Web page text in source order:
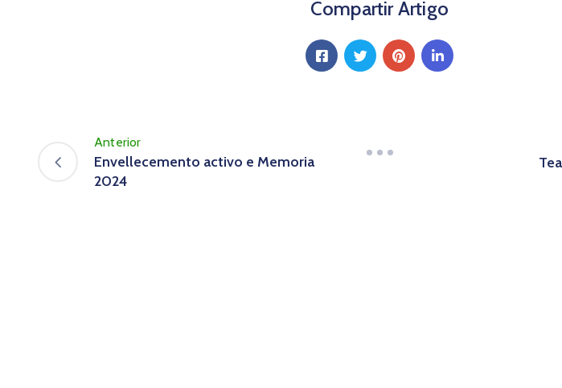
Compartir Artigo
Anterior
Envellecemento activo e Memoria
2024